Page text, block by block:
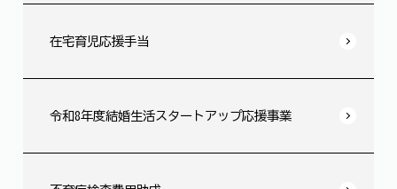
在宅育児応援手当
令和8年度結婚生活スタートアップ応援事業